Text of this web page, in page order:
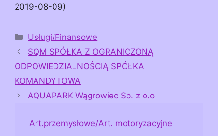
2019-08-09)
Kategorie
Usługi/Finansowe
SQM SPÓŁKA Z OGRANICZONĄ
ODPOWIEDZIALNOŚCIĄ SPÓŁKA
KOMANDYTOWA
AQUAPARK Wągrowiec Sp. z o.o
Art.przemysłowe/Art. motoryzacyjne